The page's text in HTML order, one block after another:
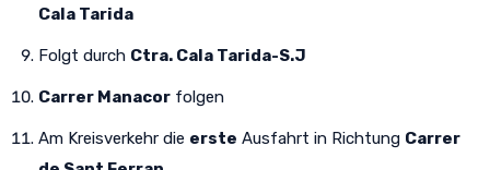
Cala Tarida
Folgt durch Ctra. Cala Tarida-S.J
Carrer Manacor folgen
Am Kreisverkehr die erste Ausfahrt in Richtung Carrer